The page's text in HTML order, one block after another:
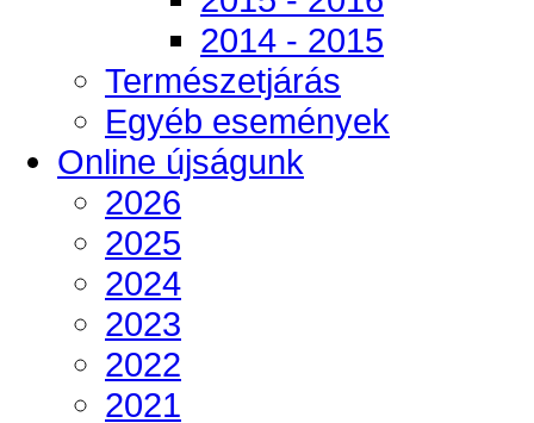
2014 - 2015
Természetjárás
Egyéb események
Online újságunk
2026
2025
2024
2023
2022
2021